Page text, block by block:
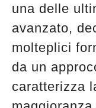
una delle
avanzato,
molteplici
da un
caratterizza